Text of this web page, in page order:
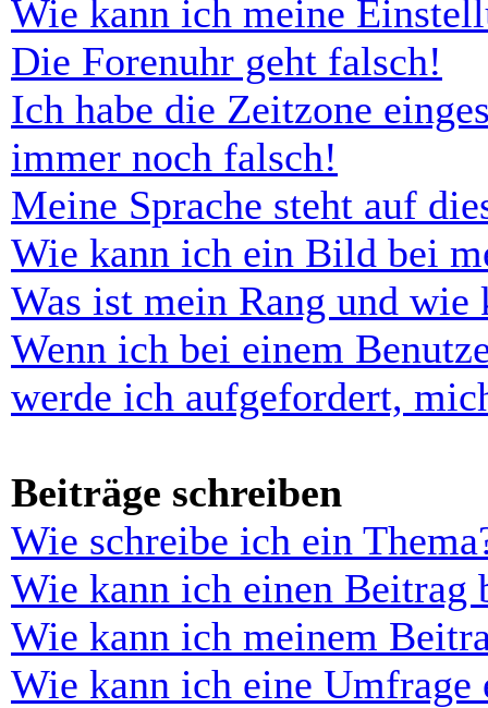
Wie kann ich meine
Die Forenuhr geht falsch!
Ich habe die Zeitzone
immer noch falsch!
Meine Sprache steht auf
Wie kann ich ein Bild bei
Was ist mein Rang und wie
Wenn ich bei einem
werde ich aufgefordert,
Beiträge schreiben
Wie schreibe ich ein
Wie kann ich einen Beitrag
Wie kann ich meinem
Wie kann ich eine Umfrage